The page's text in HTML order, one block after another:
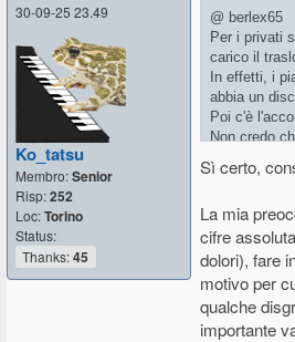
30-09-25 23.49
Ko_tatsu
Membro:Senior
Risp:252
Loc:Torino
Status:
Thanks:45
@ berlex65
Per i privati
carico il
In effetti, i
abbia un
Poi c'è
Non credo
Sì certo,
La mia
cifre
dolori), fare
motivo per
qualche
importante